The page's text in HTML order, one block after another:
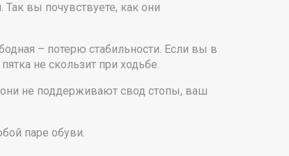
вы почувствуете, как они
– потерю стабильности. Если вы в
не скользит при ходьбе.
не поддерживают свод стопы, ваш
паре обуви.